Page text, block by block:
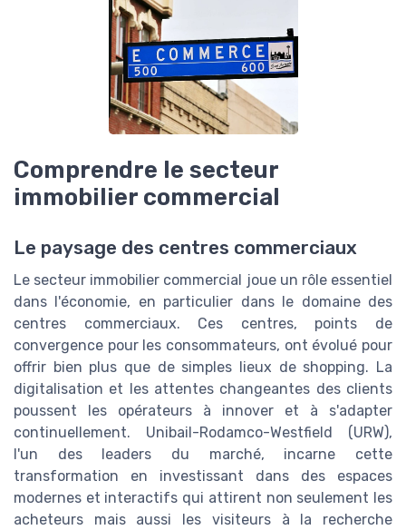
Comprendre le secteur
immobilier commercial
Le paysage des centres commerciaux
Le secteur immobilier commercial joue un rôle essentiel
dans l'économie, en particulier dans le domaine des
centres commerciaux. Ces centres, points de
convergence pour les consommateurs, ont évolué pour
offrir bien plus que de simples lieux de shopping. La
digitalisation et les attentes changeantes des clients
poussent les opérateurs à innover et à s'adapter
continuellement. Unibail-Rodamco-Westfield (URW),
l'un des leaders du marché, incarne cette
transformation en investissant dans des espaces
modernes et interactifs qui attirent non seulement les
acheteurs mais aussi les visiteurs à la recherche